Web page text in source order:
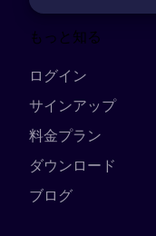
もっと知る
ログイン
サインアップ
料金プラン
ダウンロード
ブログ